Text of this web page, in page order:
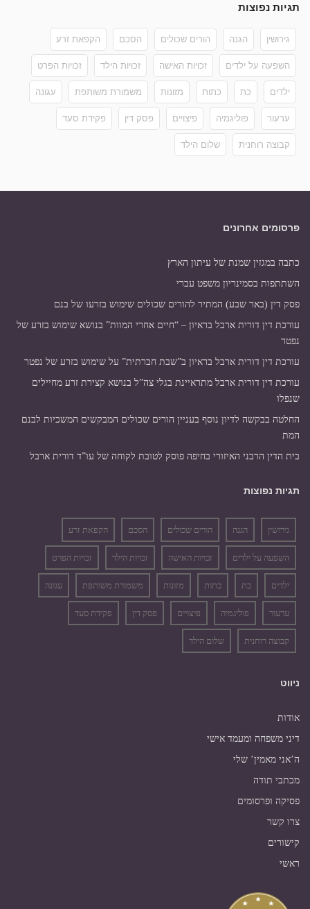
תגיות נפוצות
גירושין הגנה הורים שכולים הסכם הקפאת זרע
השפעה על ילדים זכויות האישה זכויות הילד זכויות הפרט
ילדים כת כתות מזונות משמורת משותפת עגונה
ערעור פוליגמיה פיצויים פסק דין פקידת סעד
קבוצה רוחנית שלום הילד
פרסומים אחרונים
כתבה במגזין שמנת של עיתון הארץ
השתתפות בסמינריון משפט עברי
פסק דין (באר שבע) המתיר להורים שכולים שימוש בזרעו של בנם
עורכת דין דורית ארבל בראיון – “חיים אחרי המוות” בנושא שימוש בזרע של
נפטר
עורכת דין דורית ארבל בראיון ב”שבת חברתית” על שימוש בזרע של נפטר
עורכת דין דורית ארבל מתראיינת בגלי צה”ל בנושא קצירת זרע מחיילים
שנפלו
החלטה בבקשה לדיון נוסף בעניין הורים שכולים המבקשים המשכיות לבנם
המת
בית הדין הרבני האיזורי בחיפה פוסק לטובת לקוחה של עו”ד דורית ארבל
תגיות נפוצות
גירושין הגנה הורים שכולים הסכם הקפאת זרע
השפעה על ילדים זכויות האישה זכויות הילד זכויות הפרט
ילדים כת כתות מזונות משמורת משותפת עגונה
ערעור פוליגמיה פיצויים פסק דין פקידת סעד
קבוצה רוחנית שלום הילד
ניווט
אודות
דיני משפחה ומעמד אישי
ה’אני מאמין’ שלי
מכתבי תודה
פסיקה ופרסומים
צרו קשר
קישורים
ראשי